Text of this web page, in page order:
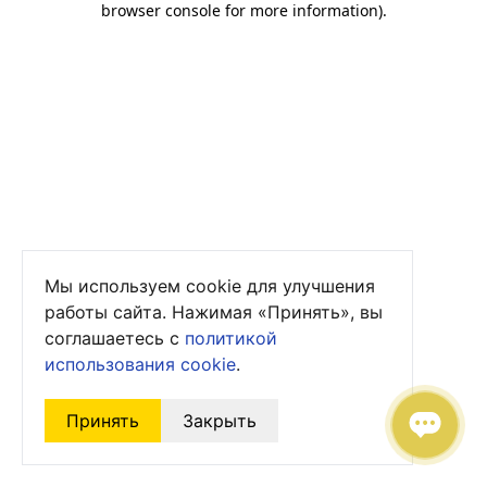
browser console for more information).
Мы используем cookie для улучшения
работы сайта. Нажимая «Принять», вы
соглашаетесь с политикой
использования cookie.
Принять Закрыть